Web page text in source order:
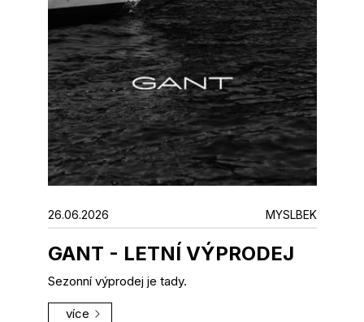
26.06.2026 MYSLBEK
GANT - LETNÍ VÝPRODEJ
Sezonní výprodej je tady.
více